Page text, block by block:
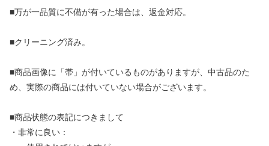
■万が一品質に不備が有った場合は、返金対応。
■クリーニング済み。
■商品画像に「帯」が付いているものがありますが、中古品のた
め、実際の商品には付いていない場合がございます。
■商品状態の表記につきまして
・非常に良い：